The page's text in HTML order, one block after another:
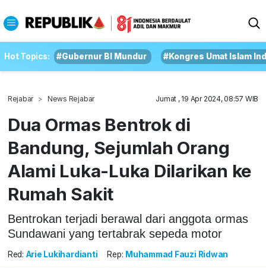
Hot Topics: #Gubernur BI Mundur #Kongres Umat Islam
Rejabar News Rejabar Jumat , 19 Apr 2024, 08:57 WIB
Dua Ormas Bentrok di
Bandung, Sejumlah Orang
Alami Luka-Luka Dilarikan ke
Rumah Sakit
Bentrokan terjadi berawal dari anggota ormas
Sundawani yang tertabrak sepeda motor
Red: Arie Lukihardianti Rep: Muhammad Fauzi Ridwan